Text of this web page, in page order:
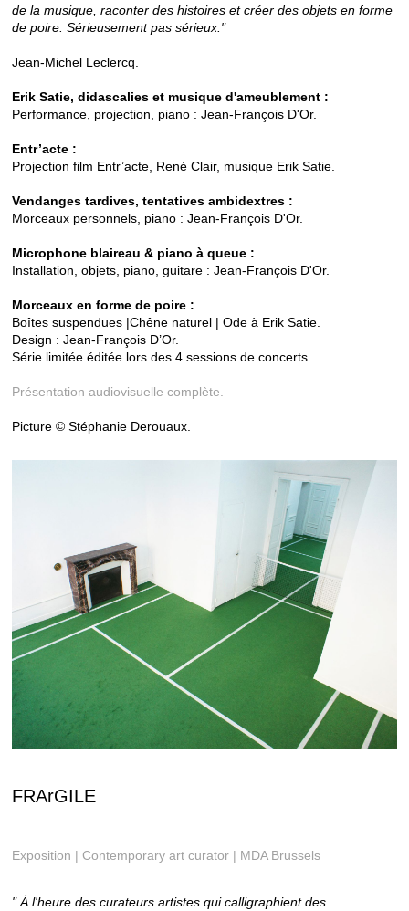
de la musique, raconter des histoires et créer des objets en forme
de poire. Sérieusement pas sérieux."
Jean-Michel Leclercq.
Erik Satie, didascalies et musique d'ameublement :
Performance, projection, piano : Jean-François D'Or.
Entr’acte :
Projection film Entr’acte, René Clair, musique Erik Satie.
Vendanges tardives, tentatives ambidextres :
Morceaux personnels, piano : Jean-François D'Or.
Microphone blaireau & piano à queue :
Installation, objets, piano, guitare : Jean-François D'Or.
Morceaux en forme de poire :
Boîtes suspendues |Chêne naturel | Ode à Erik Satie.
Design : Jean-François D’Or.
Série limitée éditée lors des 4 sessions de concerts.
Présentation audiovisuelle complète.
Picture © Stéphanie Derouaux.
FRArGILE
Exposition | Contemporary art curator | MDA Brussels
" À l'heure des curateurs artistes qui calligraphient des